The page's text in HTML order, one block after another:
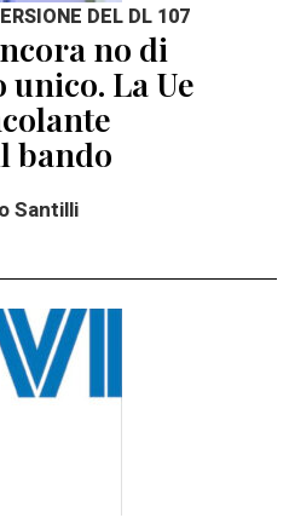
DEL DL 107
no di
La Ue
bando
Santilli